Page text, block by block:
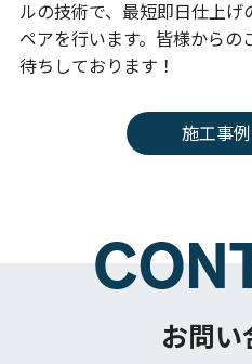
ルの技術で、最短即日仕上げ
ペアを行います。皆様からの
待ちしております！
施工事
お問い